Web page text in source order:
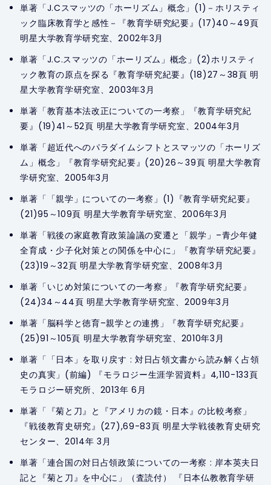
単著「J.Cスマッツの「ホーリズム」概念」(1)－ホリスティ
ック臨床教育学と感性－『教育学研究紀要』(17)40～49頁
明星大学教育学研究室、2002年3月
単著「J.C.スマッツの「ホーリズム」概念」(2)ホリスティ
ック教育の原点を探る『教育学研究紀要』(18)27～38頁 明
星大学教育学研究室、2003年3月
単著「教育基本法改正についての一考察」『教育学研究紀
要』(19)41～52頁 明星大学教育学研究室、2004年3月
単著「超近代へのパラダイムシフトとスマッツの「ホーリズ
ム」概念」『教育学研究紀要』(20)26～39頁 明星大学教育
学研究室、2005年3月
単著「「親学」についての一考察」(1)『教育学研究紀要』
(21)95～109頁 明星大学教育学研究室、2006年3月
単著「戦後の家庭教育政策論議の変遷と「親学」–青少年健
全育成・少子化対策との関係を中心に」『教育学研究紀要』
(23)19～32頁 明星大学教育学研究室、2008年3月
単著「いじめ対策についての一考察」『教育学研究紀要』
(24)34～44頁 明星大学教育学研究室、2009年3月
単著「脳科学と徳育–親学との連携」『教育学研究紀要』
(25)91～105頁 明星大学教育学研究室、2010年3月
単著「「日本」を取り戻す : 対日占領文書から読み解く占領
史の真実」(前編) 『モラロジー生涯学習資料』4,110-133頁
モラロジー研究所、2013年 6月
単著「『菊と刀』と『アメリカの鏡・日本』の比較考察」
『戦後教育史研究』(27),69-83頁 明星大学戦後教育史研究
センター、2014年 3月
単著「連合国の対日占領政策についての一考察 : 岸本英夫日
記と『菊と刀』を中心に」（査読付） 『日本仏教教育学研